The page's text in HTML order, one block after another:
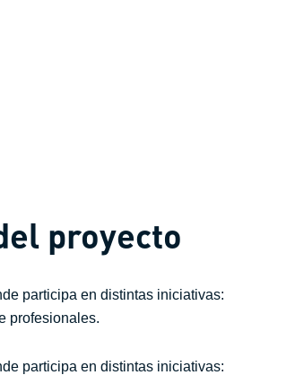
proyecto
participa en distintas iniciativas:
profesionales.
participa en distintas iniciativas: